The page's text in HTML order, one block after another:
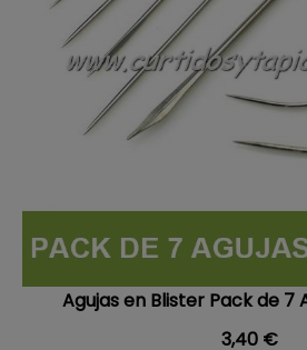
Agujas en Blister Pack de 7
Precio
3,40 €